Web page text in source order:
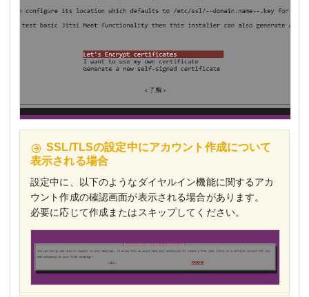
SSL/TLSの設定中にアカウント作成について
表示される場合
設定中に、以下のようなダイヤルイン機能に関するアカ
ウント作成の確認画面が表示される場合があります。
必要に応じて作成またはスキップしてください。